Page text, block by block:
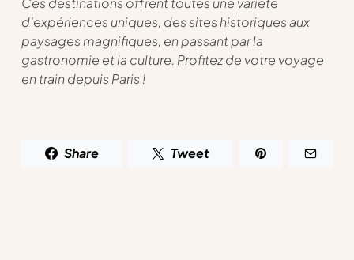
d’expériences uniques, des sites historiques aux
paysages magnifiques, en passant par la
gastronomie et la culture. Profitez de votre voyage
en train depuis Paris !
Share Tweet